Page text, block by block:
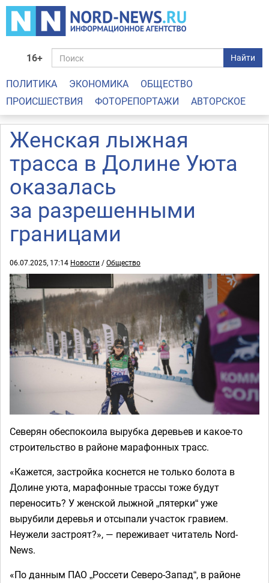
16+ Найти
ПОЛИТИКА ЭКОНОМИКА
ОБЩЕСТВО
ПРОИСШЕСТВИЯ
ФОТОРЕПОРТАЖИ АВТОРСКОЕ
Женская лыжная
трасса в Долине Уюта
оказалась
за разрешенными
границами
06.07.2025, 17:14 Новости /Общество
Северян обеспокоила вырубка деревьев и какое-то
строительство в районе марафонных трасс.
«Кажется, застройка коснется не только болота в
Долине уюта, марафонные трассы тоже будут
переносить? У женской лыжной „пятерки“ уже
вырубили деревья и отсыпали участок гравием.
Неужели застроят?», — переживает читатель Nord-
News.
«По данным ПАО „Россети Северо-Запад“, в районе